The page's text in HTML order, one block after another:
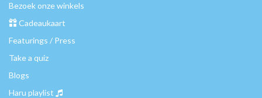
Bezoek onze winkels
Cadeaukaart
Featurings / Press
Take a quiz
Blogs
Haru playlist